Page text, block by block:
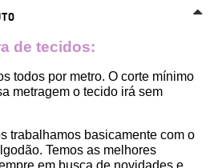
de tecidos:
todos por metro. O corte mínimo
metragem o tecido irá sem
trabalhamos basicamente com o
Temos as melhores